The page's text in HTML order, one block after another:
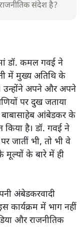
संदेश है?
डॉ. कमल गवई ने
में मुख्य अतिथि के
उन्होंने अपने और अपने
पर दुख जताया
बाबासाहेब आंबेडकर के
किया है। डॉ. गवई ने
जातीं भी, तो भी वे
के बारे में ही
अंबेडकरवादी
कार्यक्रम में भाग नहीं
और राजनीतिक